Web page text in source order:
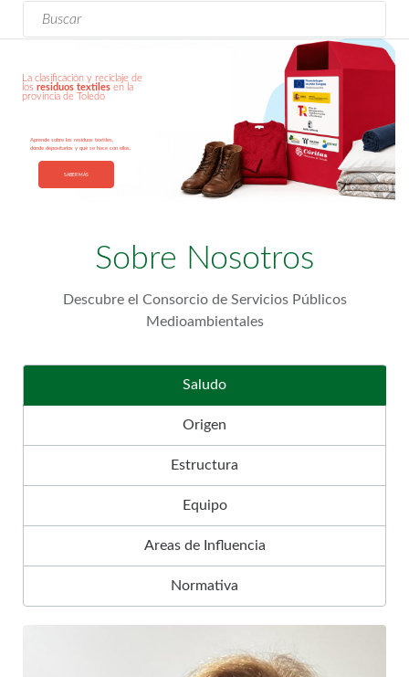
Formulario de
búsqueda
Buscar
La clasificación y reciclaje de
los residuos textilesen la
provincia de Toledo
Aprende sobre los residuos textiles,
dónde depositarlos y qué se hace con ellos.
SABER MÁS
Sobre Nosotros
Descubre el Consorcio de Servicios Públicos
Medioambientales
Saludo
Origen
Estructura
Equipo
Areas de Influencia
Normativa